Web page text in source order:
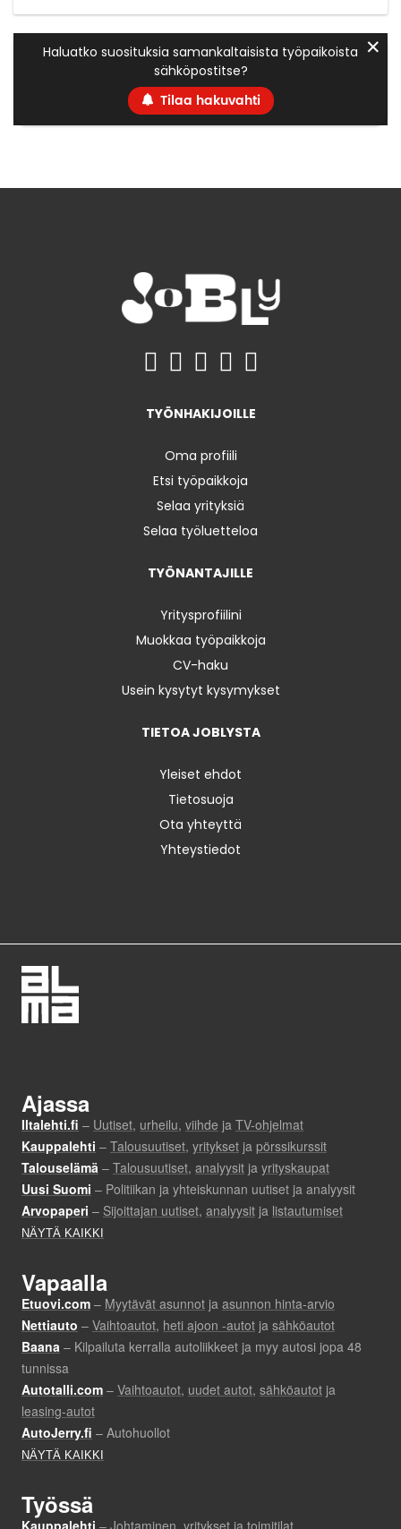
Haluatko suosituksia samankaltaisista työpaikoista
sähköpostitse?
Tilaa hakuvahti
✕
TYÖNHAKIJOILLE
Oma profiili
Etsi työpaikkoja
Selaa yrityksiä
Selaa työluetteloa
TYÖNANTAJILLE
Yritysprofiilini
Muokkaa työpaikkoja
CV-haku
Usein kysytyt kysymykset
TIETOA JOBLYSTA
Yleiset ehdot
Tietosuoja
Ota yhteyttä
Yhteystiedot